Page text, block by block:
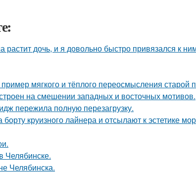
дочь, и я довольно быстро привязался к
мягкого и тёплого переосмысления старой
на смешении западных и восточных мотивов.
пережила полную перезагрузку.
круизного лайнера и отсылают к эстетике
Челябинске.
Челябинска.